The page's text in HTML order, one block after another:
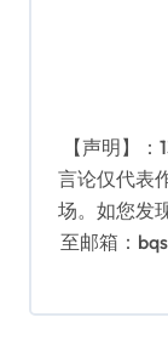
【声明】
言论仅代表
场。如您发
至邮箱：